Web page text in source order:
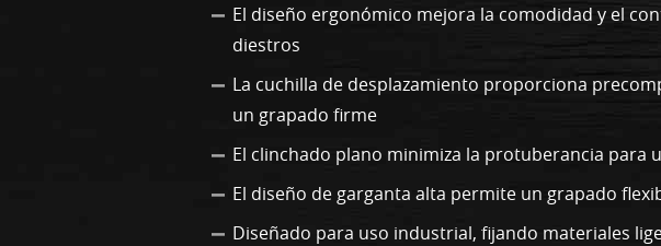
El diseño ergonómico mejora la comodidad y el
diestros
La cuchilla de desplazamiento proporciona
un grapado firme
El clinchado plano minimiza la protuberancia para
El diseño de garganta alta permite un grapado
Diseñado para uso industrial, fijando materiales